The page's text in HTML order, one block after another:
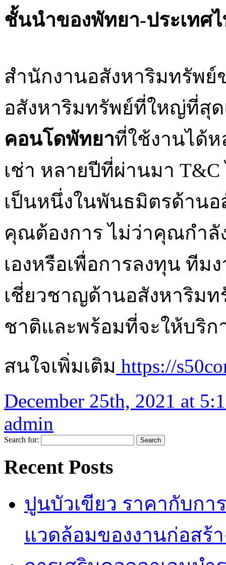
ชั้นนำของพัทยา-ประเทศ
สำนักงานอสังหาริมทรัพย์
อสังหาริมทรัพย์ที่ใหญ่ที่สุ
คอนโดพัทยาที่ใช้งานได้
เช่า หลายปีที่ผ่านมา
เป็นหนึ่งในพันธมิตรด้าน
คุณต้องการ ไม่ว่าคุณกำลั
เองหรือเพื่อการลงทุน ทีม
เชี่ยวชาญด้านอสังหาริม
ชาติและพร้อมที่จะให้บริก
สนใจเพิ่มเติม https://
December 25th, 2021 at
admin
Search for:
Recent Posts
ปูนบัวเขียว ราคากับกา
แวดล้อมของงานก่อสร้